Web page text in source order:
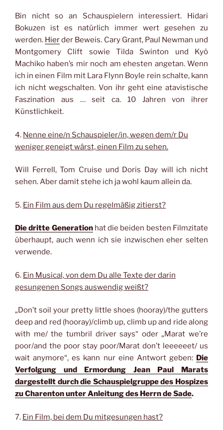
Bin nicht so an Schauspielern interessiert. Hidari
Bokuzen ist es natürlich immer wert gesehen zu
werden. Hierder Beweis. Cary Grant, Paul Newman und
Montgomery Clift sowie Tilda Swinton und Kyô
Machiko haben’s mir noch am ehesten angetan. Wenn
ich in einen Film mit Lara Flynn Boyle rein schalte, kann
ich nicht wegschalten. Von ihr geht eine atavistische
Faszination aus … seit ca. 10 Jahren von ihrer
Künstlichkeit.
4. Nenne eine/n Schauspieler/in, wegen dem/r Du
weniger geneigt wärst, einen Film zu sehen.
Will Ferrell, Tom Cruise und Doris Day will ich nicht
sehen. Aber damit stehe ich ja wohl kaum allein da.
5. Ein Film aus dem Du regelmäßig zitierst?
Die dritte Generationhat die beiden besten Filmzitate
überhaupt, auch wenn ich sie inzwischen eher selten
verwende.
6. Ein Musical, von dem Du alle Texte der darin
gesungenen Songs auswendig weißt?
„Don’t soil your pretty little shoes (hooray)/the gutters
deep and red (hooray)/climb up, climb up and ride along
with me/ the tumbril driver says“ oder „Marat we’re
poor/and the poor stay poor/Marat don’t leeeeeet/ us
wait anymore“, es kann nur eine Antwort geben: Die
Verfolgung und Ermordung Jean Paul Marats
dargestellt durch die Schauspielgruppe des Hospizes
zu Charenton unter Anleitung des Herrn de Sade.
7. Ein Film, bei dem Du mitgesungen hast?